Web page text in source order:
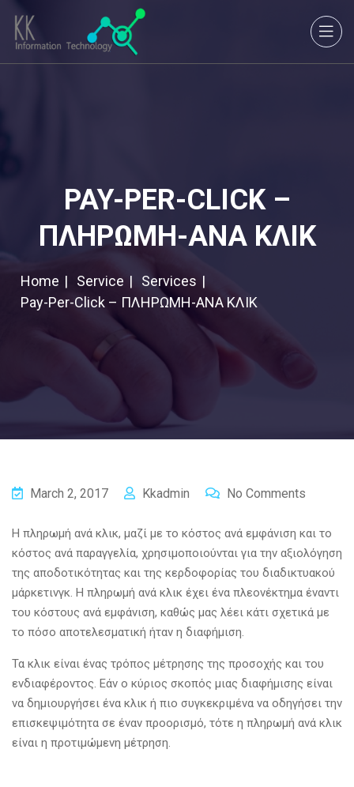
PAY-PER-CLICK –
ΠΛΗΡΩΜΗ-ΑΝΑ ΚΛΙΚ
Home Service
Services
Pay-Per-Click – ΠΛΗΡΩΜΗ-ΑΝΑ ΚΛΙΚ
March 2, 2017 Kkadmin No Comments
Η πληρωμή ανά κλικ, μαζί με το κόστος ανά εμφάνιση και το
κόστος ανά παραγγελία, χρησιμοποιούνται για την αξιολόγηση
της αποδοτικότητας και της κερδοφορίας του διαδικτυακού
μάρκετινγκ. Η πληρωμή ανά κλικ έχει ένα πλεονέκτημα έναντι
του κόστους ανά εμφάνιση, καθώς μας λέει κάτι σχετικά με
το πόσο αποτελεσματική ήταν η διαφήμιση.
Τα κλικ είναι ένας τρόπος μέτρησης της προσοχής και του
ενδιαφέροντος. Εάν ο κύριος σκοπός μιας διαφήμισης είναι
να δημιουργήσει ένα κλικ ή πιο συγκεκριμένα να οδηγήσει την
επισκεψιμότητα σε έναν προορισμό, τότε η πληρωμή ανά κλικ
είναι η προτιμώμενη μέτρηση.